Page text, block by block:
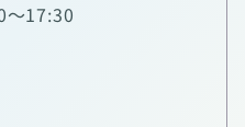
～17:30